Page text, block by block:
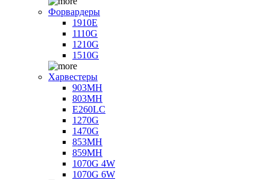
Форвардеры
1910E
1110G
1210G
1510G
Харвестеры
903MH
803MH
E260LC
1270G
1470G
853MH
859MH
1070G 4W
1070G 6W